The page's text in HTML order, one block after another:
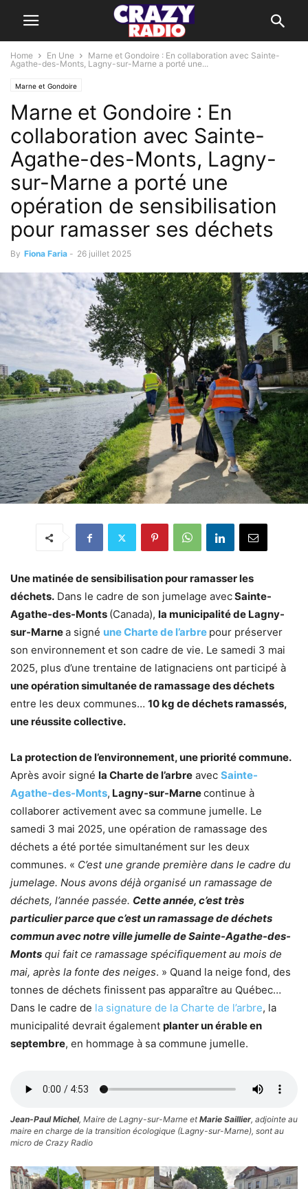
Home En Une
Marne et Gondoire : En collaboration avec Sainte-
Agathe-des-Monts, Lagny-sur-Marne a porté une...
Marne et Gondoire
Marne et Gondoire : En
collaboration avec Sainte-
Agathe-des-Monts, Lagny-
sur-Marne a porté une
opération de sensibilisation
pour ramasser ses déchets
By Fiona Faria - 26 juillet 2025
Une matinée de sensibilisation pour ramasser les
déchets. Dans le cadre de son jumelage avecSainte-
Agathe-des-Monts (Canada), la municipalité de Lagny-
sur-Marnea signé une Charte de l’arbre pour préserver
son environnement et son cadre de vie. Le samedi 3 mai
2025, plus d’une trentaine de latignaciens ont participé à
une opération simultanée de ramassage des déchets
entre les deux communes… 10 kg de déchets ramassés,
une réussite collective.
La protection de l’environnement, une priorité commune.
Après avoir signé la Charte de l’arbre avec Sainte-
Agathe-des-Monts, Lagny-sur-Marnecontinue à
collaborer activement avec sa commune jumelle. Le
samedi 3 mai 2025, une opération de ramassage des
déchets a été portée simultanément sur les deux
communes. « C’est une grande première dans le cadre du
jumelage. Nous avons déjà organisé un ramassage de
déchets, l’année passée. Cette année, c’est très
particulier parce que c’est un ramassage de déchets
commun avec notre ville jumelle de Sainte-Agathe-des-
Monts qui fait ce ramassage spécifiquement au mois de
mai, après la fonte des neiges. » Quand la neige fond, des
tonnes de déchets finissent pas apparaître au Québec…
Dans le cadre de la signature de la Charte de l’arbre, la
municipalité devrait également planter un érable en
septembre, en hommage à sa commune jumelle.
Jean-Paul Michel, Maire de Lagny-sur-Marne etMarie Saillier, adjointe au
maire en charge de la transition écologique (Lagny-sur-Marne), sont au
micro de Crazy Radio